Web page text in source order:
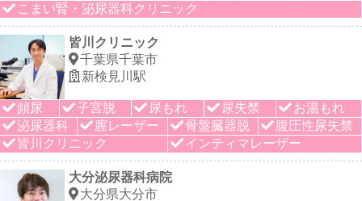
こまい腎・泌尿器科クリニック
皆川クリニック
千葉県千葉市
新検見川駅
頻尿 子宮脱 尿もれ 尿失禁
お湯もれ
泌尿器科
膣レーザー 骨盤臓器脱
腹圧性尿失禁
皆川クリニック
インティマレーザー
大分泌尿器科病院
大分県大分市